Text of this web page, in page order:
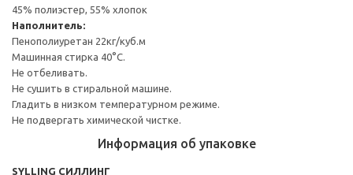
45% полиэстер, 55% хлопок
Наполнитель:
Пенополиуретан 22кг/куб.м
Машинная стирка 40°С.
Не отбеливать.
Не сушить в стиральной машине.
Гладить в низком температурном режиме.
Не подвергать химической чистке.
Информация об упаковке
SYLLING СИЛЛИНГ